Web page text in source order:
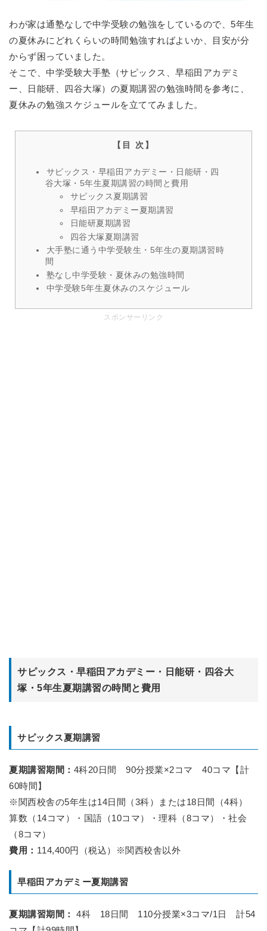
わが家は通塾なしで中学受験の勉強をしているので、5年生
の夏休みにどれくらいの時間勉強すればよいか、目安が分
からず困っていました。
そこで、中学受験大手塾（サピックス、早稲田アカデミ
ー、日能研、四谷大塚）の夏期講習の勉強時間を参考に、
夏休みの勉強スケジュールを立ててみました。
サピックス・早稲田アカデミー・日能研・四
谷大塚・5年生夏期講習の時間と費用
サピックス夏期講習
早稲田アカデミー夏期講習
日能研夏期講習
四谷大塚夏期講習
大手塾に通う中学受験生・5年生の夏期講習時
間
塾なし中学受験・夏休みの勉強時間
中学受験5年生夏休みのスケジュール
スポンサーリンク
サピックス・早稲田アカデミー・日能研・四谷大
塚・5年生夏期講習の時間と費用
サピックス夏期講習
夏期講習期間： 4科20日間 90分授業×2コマ 40コマ【計
60時間】
※関西校舎の5年生は14日間（3科）または18日間（4科）
算数（14コマ）・国語（10コマ）・理科（8コマ）・社会
（8コマ）
費用： 114,400円（税込）※関西校舎以外
早稲田アカデミー夏期講習
夏期講習期間：
4科 18日間 110分授業×3コマ/1日 計54